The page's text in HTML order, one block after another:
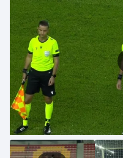
Plavání
Plážový volejbal
Ragby
Rychlobruslení
Rychlostní kanoistika